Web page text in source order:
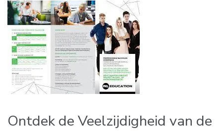
Ontdek de Veelzijdigheid van de